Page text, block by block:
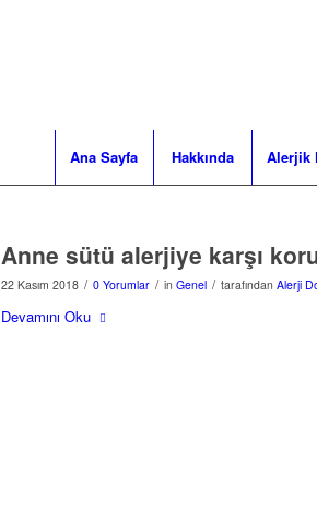
Ana Sayfa Hakkında Alerjik
Anne sütü alerjiye karşı
22 Kasım 2018 / 0 Yorumlar / in Genel / tarafından Alerji
Devamını Oku